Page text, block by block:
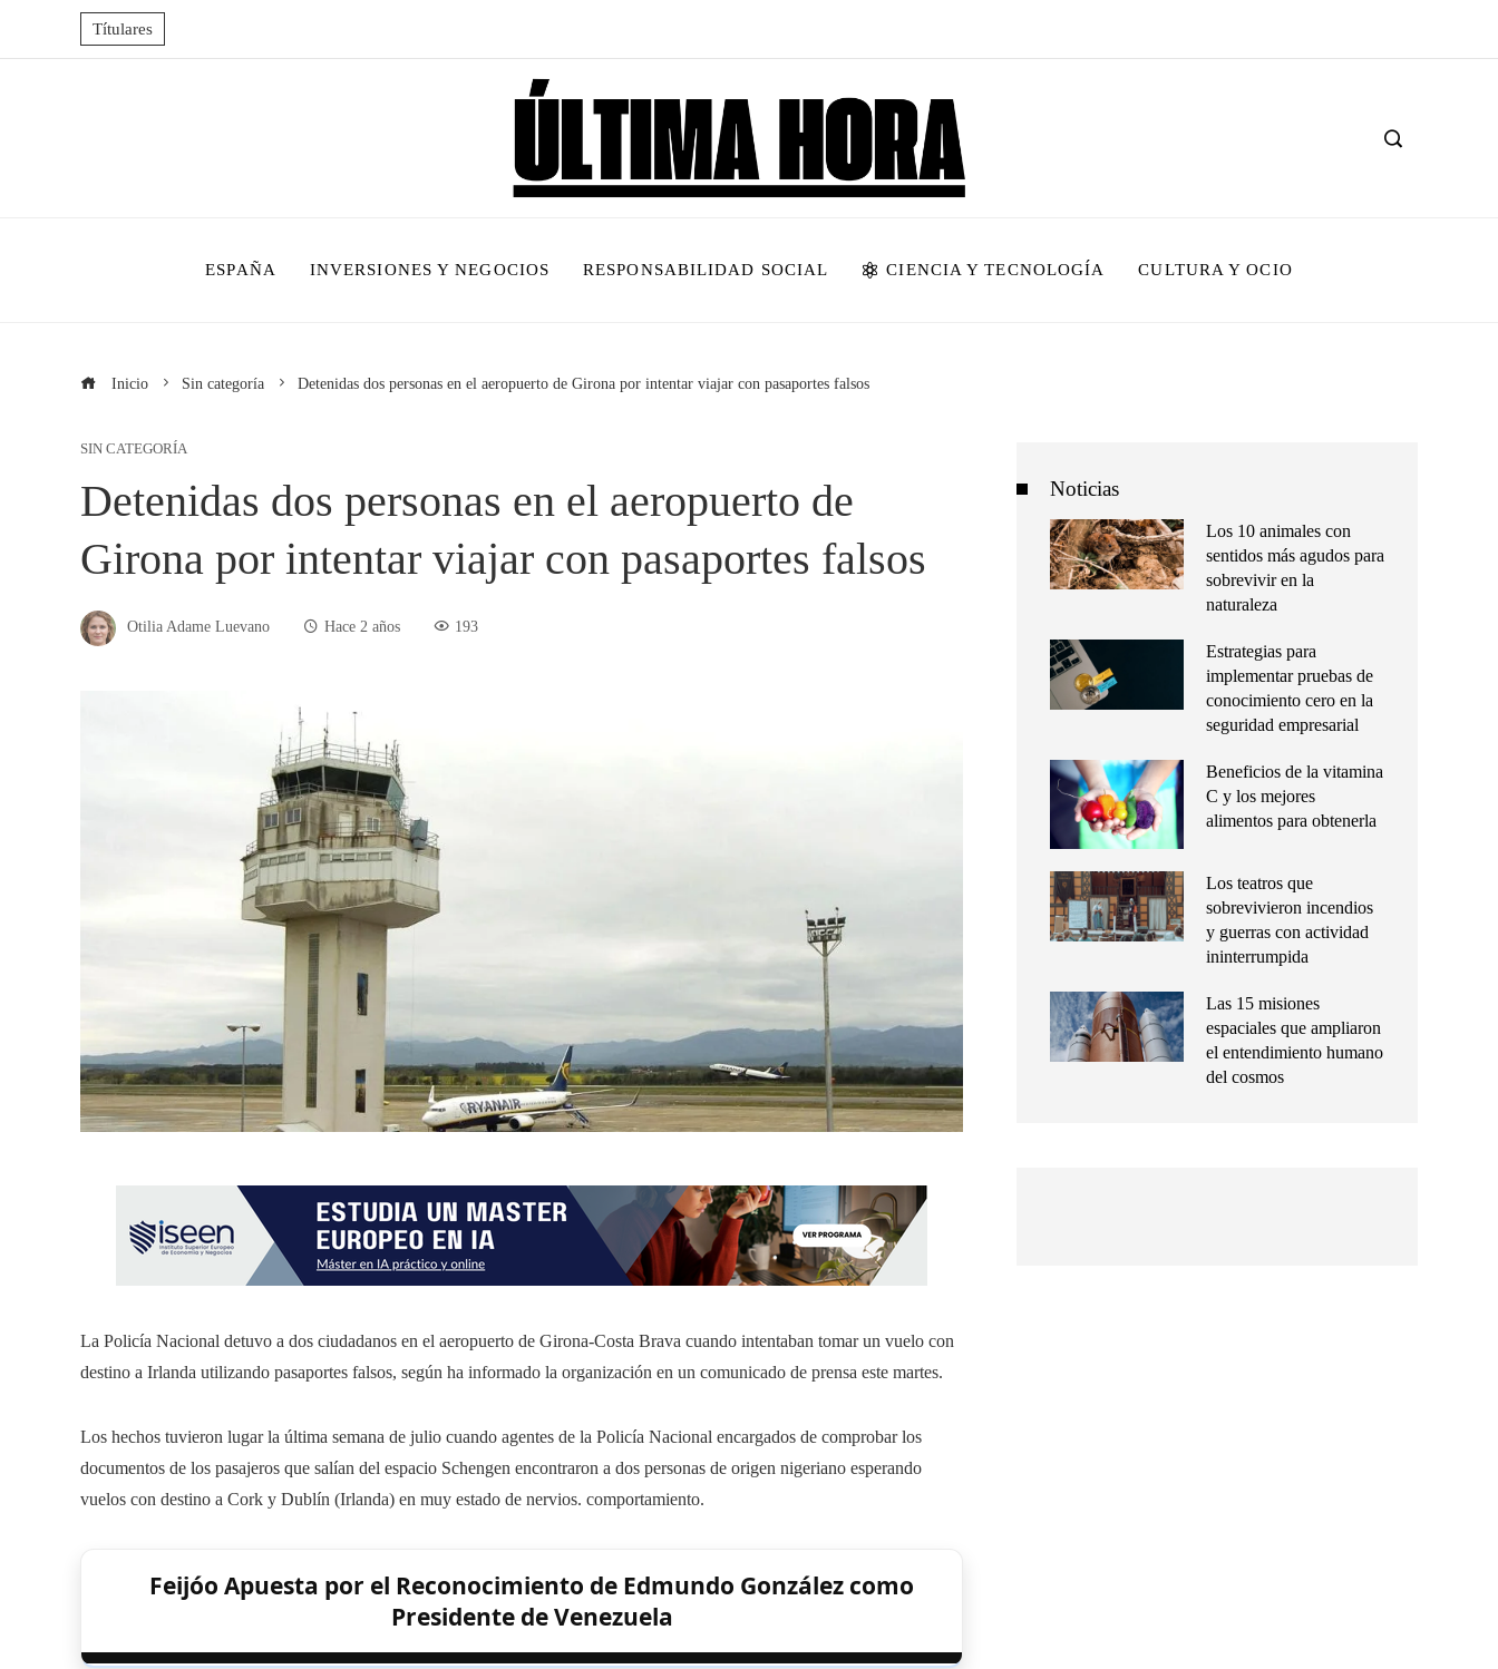
Títulares
ESPAÑA INVERSIONES Y NEGOCIOS RESPONSABILIDAD SOCIAL CIENCIA Y TECNOLOGÍA CULTURA Y OCIO
Inicio Sin categoría Detenidas dos personas en el aeropuerto de Girona por intentar viajar con pasaportes falsos
SIN CATEGORÍA
Detenidas dos personas en el aeropuerto de
Girona por intentar viajar con pasaportes falsos
Otilia Adame Luevano Hace 2 años 193
La Policía Nacional detuvo a dos ciudadanos en el aeropuerto de Girona-Costa Brava cuando intentaban tomar un vuelo con
destino a Irlanda utilizando pasaportes falsos, según ha informado la organización en un comunicado de prensa este martes.
Los hechos tuvieron lugar la última semana de julio cuando agentes de la Policía Nacional encargados de comprobar los
documentos de los pasajeros que salían del espacio Schengen encontraron a dos personas de origen nigeriano esperando
vuelos con destino a Cork y Dublín (Irlanda) en muy estado de nervios. comportamiento.
Feijóo Apuesta por el Reconocimiento de Edmundo González como
Presidente de Venezuela
Noticias
Los 10 animales con
sentidos más agudos para
sobrevivir en la
naturaleza
Estrategias para
implementar pruebas de
conocimiento cero en la
seguridad empresarial
Beneficios de la vitamina
C y los mejores
alimentos para obtenerla
Los teatros que
sobrevivieron incendios
y guerras con actividad
ininterrumpida
Las 15 misiones
espaciales que ampliaron
el entendimiento humano
del cosmos